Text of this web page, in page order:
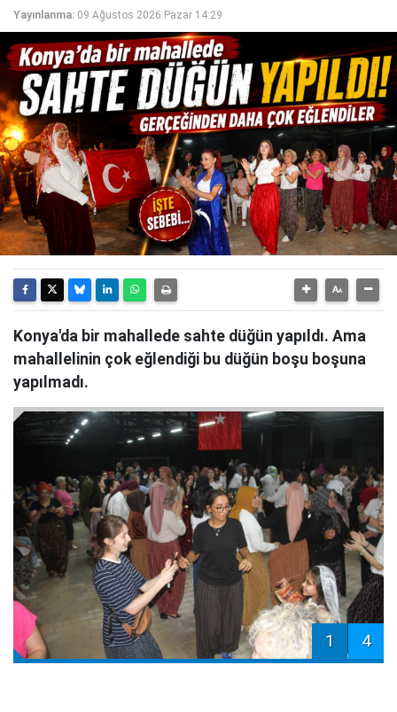
Yayınlanma: 09 Ağustos 2026 Pazar 14:29
Konya'da bir mahallede sahte düğün yapıldı. Ama
mahallelinin çok eğlendiği bu düğün boşu boşuna
yapılmadı.
1 4